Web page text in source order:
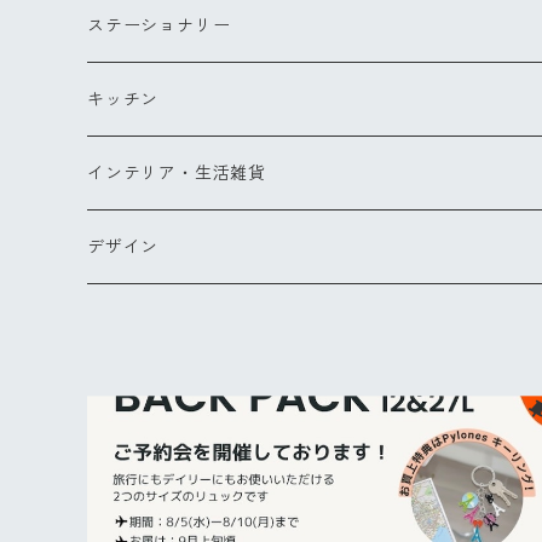
Lサイズ
チークブラシ
ミラー
ヘアアクセサリー
リングS
リングM
ペンダント
ピアス
スカーフ
バッグ・ポーチ
バッグ
ポーチ
お財布・コインケース
メガネケース他
バッグ＆ウォレット
ステーショナリー
ペン
ポストカード
カードケース
キッチン
キッチンツール
エプロン
インテリア・生活雑貨
ブランケット
その他
キーリング
デザイン
コクリコ
ブーケ